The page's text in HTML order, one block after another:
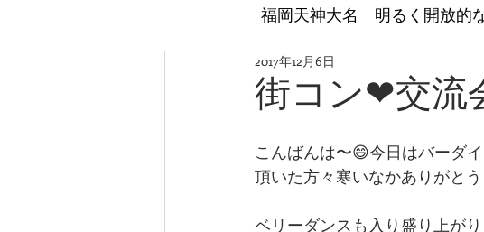
福岡天神大名 明るく開放的
街コン❤交流
2017年12月6日
こんばんは〜😄今日はバーダ
頂いた方々寒いなかありがと
ベリーダンスも入り盛り上が